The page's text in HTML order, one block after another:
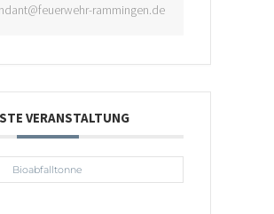
rammingen.de
VERANSTALTUNG
Bioabfalltonne